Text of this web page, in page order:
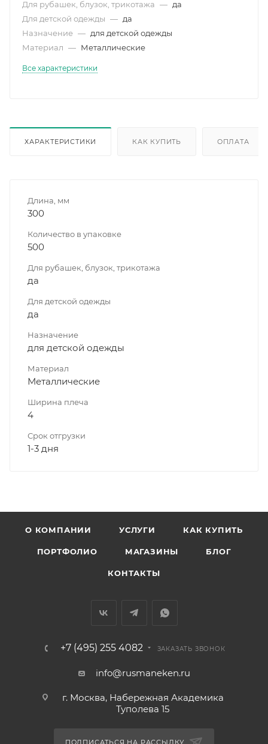
Для рубашек, блузок, трикотажа — да
Для детской одежды — да
Назначение — для детской одежды
Материал — Металлические
Все характеристики
ХАРАКТЕРИСТИКИ КАК КУПИТЬ ОПЛАТА
Длина, мм
300
Количество в упаковке
500
Для рубашек, блузок, трикотажа
да
Для детской одежды
да
Назначение
для детской одежды
Материал
Металлические
Ширина плеча
4
Срок отгрузки
1-3 дня
О КОМПАНИИ УСЛУГИ КАК КУПИТЬ
ПОРТФОЛИО МАГАЗИНЫ БЛОГ
КОНТАКТЫ
+7 (495) 255 4082 ЗАКАЗАТЬ ЗВОНОК
info@rusmaneken.ru
г. Москва, Набережная Академика
Туполева 15
ПОДПИСАТЬСЯ НА РАССЫЛКУ